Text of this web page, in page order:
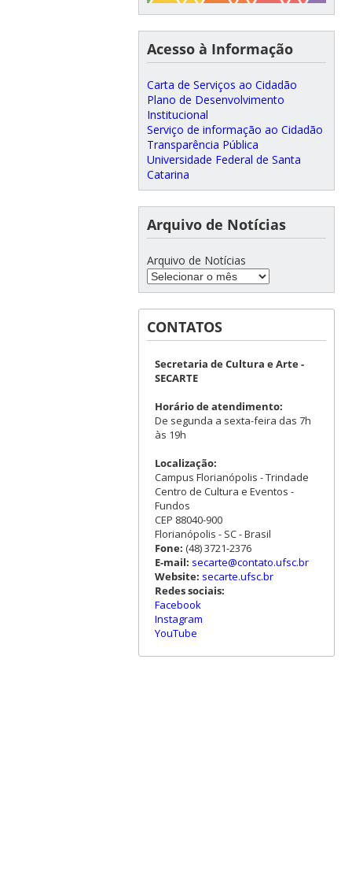
Acesso à Informação
Carta de Serviços ao Cidadão
Plano de Desenvolvimento
Institucional
Serviço de informação ao Cidadão
Transparência Pública
Universidade Federal de Santa
Catarina
Arquivo de Notícias
Arquivo de Notícias
CONTATOS
Secretaria de Cultura e Arte -
SECARTE
Horário de atendimento:
De segunda a sexta-feira das 7h
às 19h
Localização:
Campus Florianópolis - Trindade
Centro de Cultura e Eventos -
Fundos
CEP 88040-900
Florianópolis - SC - Brasil
Fone: (48) 3721-2376
E-mail: secarte@contato.ufsc.br
Website: secarte.ufsc.br
Redes sociais:
Facebook
Instagram
YouTube